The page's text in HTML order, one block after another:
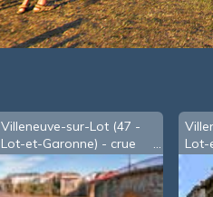
Villeneuve-sur-Lot (47 -
Lot-et-Garonne) - crue
de Janvier 2009 - c
Lot-